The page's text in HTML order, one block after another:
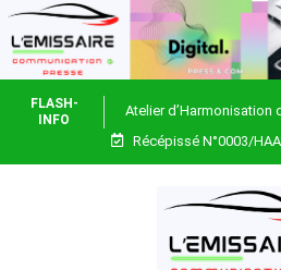
FLASH-
INFO
Atelier d’Harmonisation
Récépissé N°0003/